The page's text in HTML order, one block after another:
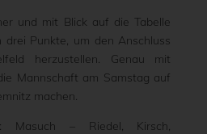
und mit Blick auf die Tabelle
drei Punkte, um den Anschluss
herzustellen. Genau mit
Mannschaft am Samstag auf
machen.
Masuch – Riedel, Kirsch,